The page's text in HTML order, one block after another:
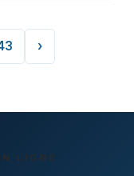
›
LIGNE